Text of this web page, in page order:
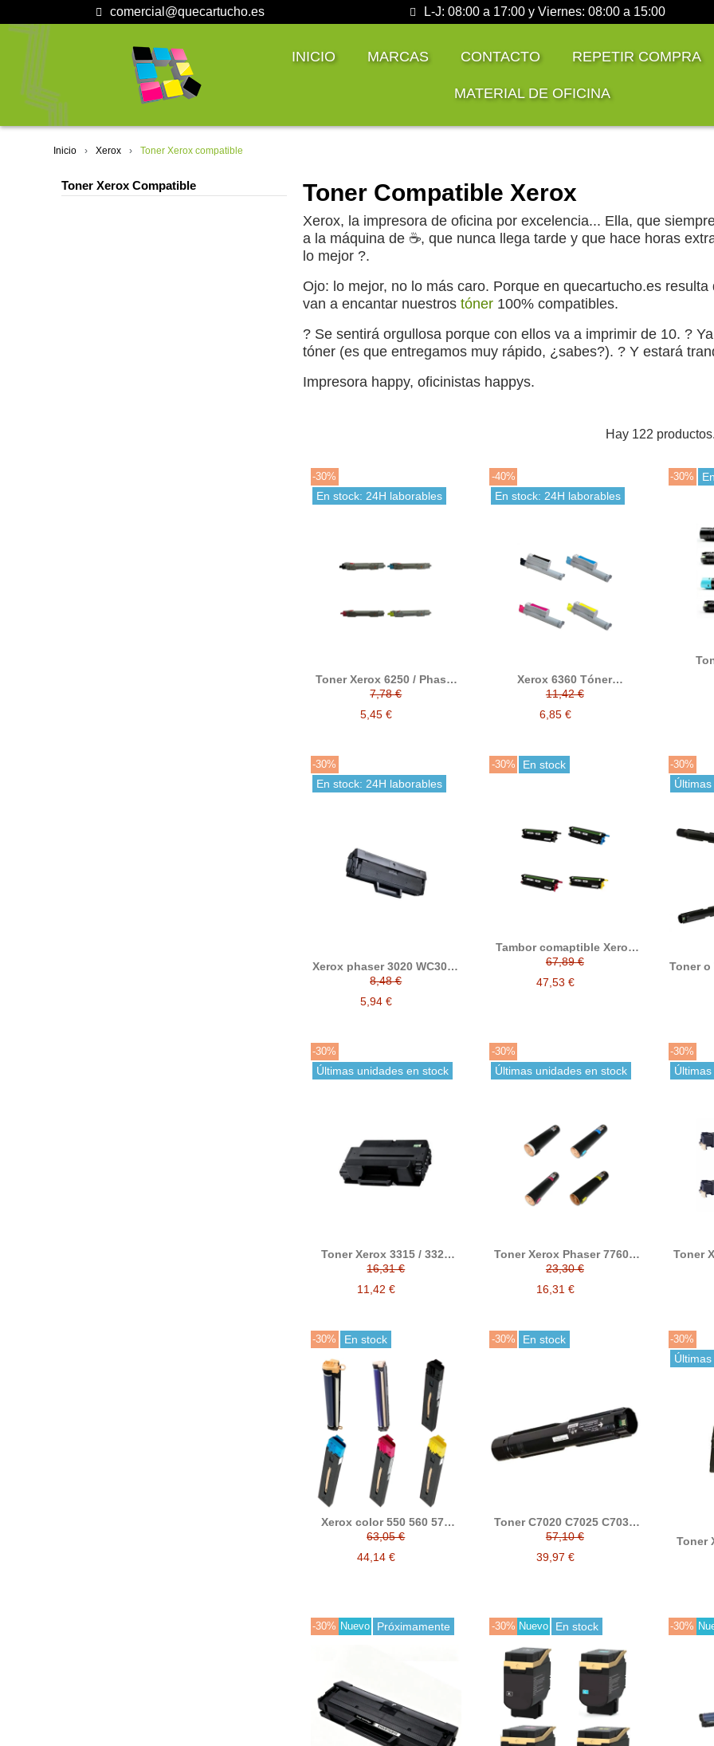
comercial@quecartucho.es L-J: 08:00 a 17:00 y Viernes: 08:00 a 15:00
INICIO MARCAS CONTACTO REPETIR COMPRA
MATERIAL DE OFICINA
Inicio Xerox Toner Xerox compatible
Toner Xerox Compatible Toner Compatible Xerox
Xerox, la impresora de oficina por excelencia... Ella, que
a la máquina de ☕, que nunca llega tarde y que hace horas
lo mejor ?.
Ojo: lo mejor, no lo más caro. Porque en quecartucho.es
van a encantar nuestros tóner100% compatibles.
? Se sentirá orgullosa porque con ellos va a imprimir de 10. ?
tóner (es que entregamos muy rápido, ¿sabes?). ? Y estará
Impresora happy, oficinistas happys.
Hay 122 productos.
-30%
En stock: 24H laborables
Toner Xerox 6250 / Phaser
6250 compatible reemplaza
a Xerox 106R00675 /
106R00674 / 106R00673 /
106R00672
7,78 €
5,45 €
-40%
En stock: 24H laborables
Xerox 6360 Tóner
compatible 106R01221 /
106R01220 / 106R01219 /
106R01218
11,42 €
6,85 €
-30%
-30%
En stock: 24H laborables
Xerox phaser 3020 WC3025
toner compatible
8,48 €
5,94 €
-30% En stock
Tambor comaptible Xerox
6600 Xerox 6605 108R01121
67,89 €
47,53 €
-30%
Toner o
-30%
Últimas unidades en stock
Toner Xerox 3315 / 3325
negro compatible
reemplaza a 106 R 02311
16,31 €
11,42 €
-30%
Últimas unidades en stock
Toner Xerox Phaser 7760 /
Xerox7760 compatible
reemplaza a 106R01163 /
106R01162 / 106R01161 /
106R01160 108R00713
23,30 €
16,31 €
-30%
Toner
6130
a
-30% En stock
Xerox color 550 560 570
Toner compatible
colorpress 550 560 570
006R01525 006R01528
006R01527 006R01526
63,05 €
44,14 €
-30% En stock
Toner C7020 C7025 C7030
compatible con Xerox
106R03737 106R03738
106R03739 106R03740
57,10 €
39,97 €
-30%
Toner
-30% Nuevo Próximamente -30% Nuevo En stock -30%